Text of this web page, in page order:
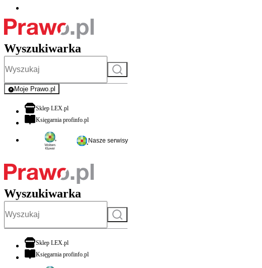
Wyszukiwarka
Szukaj
Moje Prawo.pl
- rejestracja i logowanie do serwisu
Sklep LEX.plotwiera się w nowej karcie
Księgarnia profinfo.plotwiera się w nowej karcie
Nasze serwisy
Wyszukiwarka
Szukaj
Sklep LEX.plotwiera się w nowej karcie
Księgarnia profinfo.plotwiera się w nowej karcie